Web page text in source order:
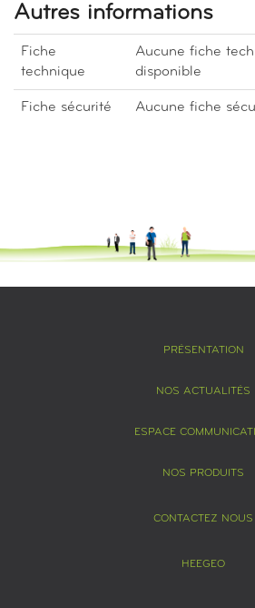
Autres informations
Fiche
technique
Aucune fiche
disponible
Fiche sécurité Aucune fiche
PRÉSENTATION
NOS ACTUALITÉS
ESPACE
NOS PRODUITS
CONTACTEZ NOUS
HEEGEO